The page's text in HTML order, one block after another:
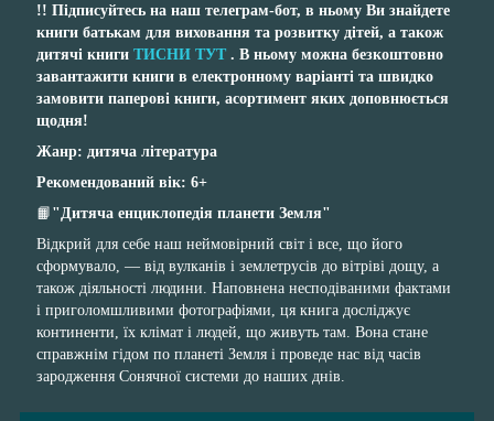
!! Підписуйтесь на наш телеграм-бот, в ньому Ви знайдете
книги батькам для виховання та розвитку дітей, а також
дитячі книги ТИСНИ ТУТ . В ньому можна безкоштовно
завантажити книги в електронному варіанті та швидко
замовити паперові книги, асортимент яких доповнюється
щодня!
Жанр: дитяча література
Рекомендований вік: 6+
📙 "Дитяча енциклопедія планети Земля"
Відкрий для себе наш неймовірний світ і все, що його
сформувало, — від вулканів і землетрусів до вітріві дощу, а
також діяльності людини. Наповнена несподіваними фактами
і приголомшливими фотографіями, ця книга досліджує
континенти, їх клімат і людей, що живуть там. Вона стане
справжнім гідом по планеті Земля і проведе нас від часів
зародження Сонячної системи до наших днів.